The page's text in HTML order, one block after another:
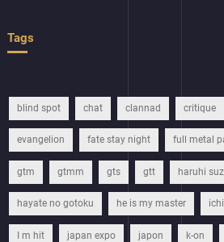
Tags
blind spot chat clannad critique
evangelion fate stay night full metal
gtm gtmm gts gtt haruhi
hayate no gotoku he is my master
I m hit japan expo japon k-on